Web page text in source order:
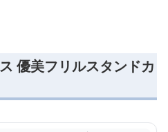
優美フリルスタンドカ